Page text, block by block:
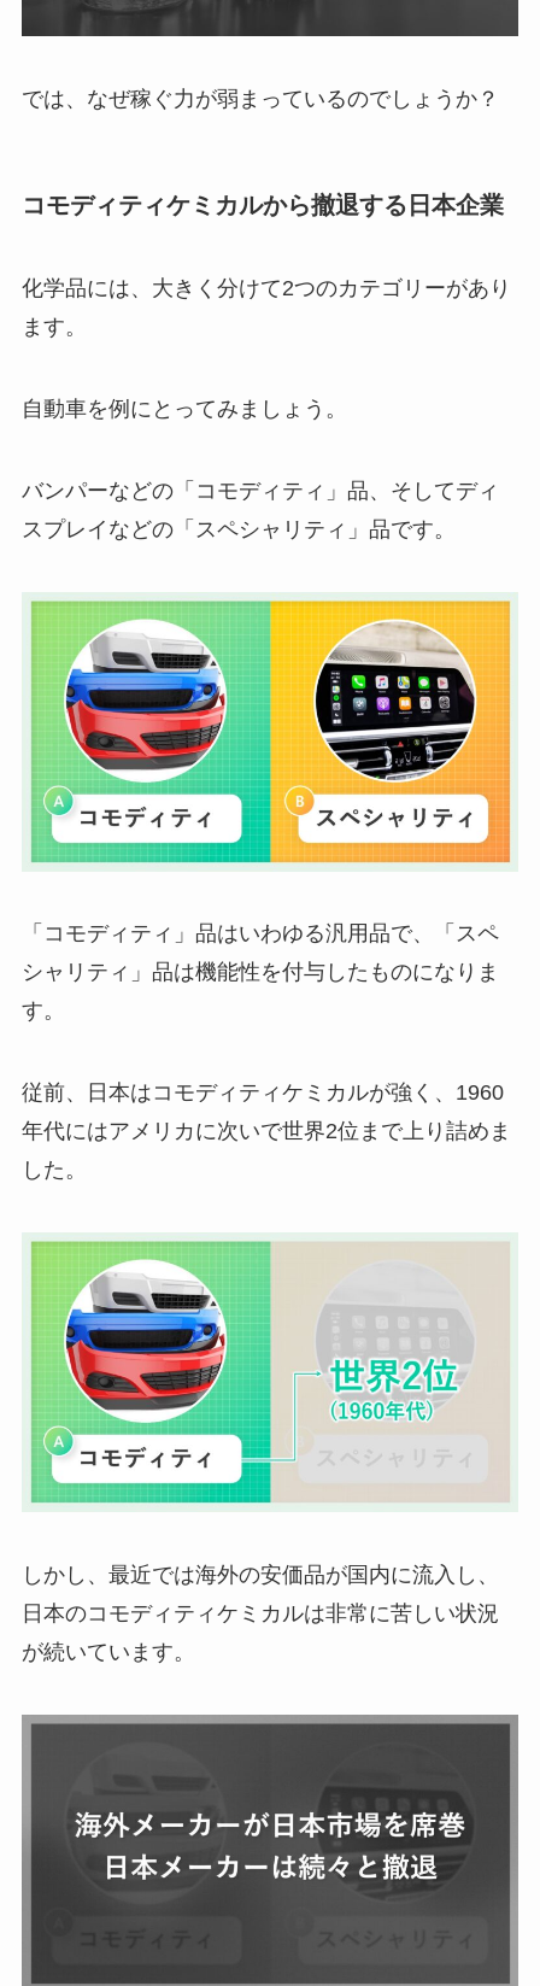
では、なぜ稼ぐ力が弱まっているのでしょうか？
コモディティケミカルから撤退する日本企業
化学品には、大きく分けて2つのカテゴリーがあり
ます。
自動車を例にとってみましょう。
バンパーなどの「コモディティ」品、そしてディ
スプレイなどの「スペシャリティ」品です。
「コモディティ」品はいわゆる汎用品で、「スペ
シャリティ」品は機能性を付与したものになりま
す。
従前、日本はコモディティケミカルが強く、1960
年代にはアメリカに次いで世界2位まで上り詰めま
した。
しかし、最近では海外の安価品が国内に流入し、
日本のコモディティケミカルは非常に苦しい状況
が続いています。